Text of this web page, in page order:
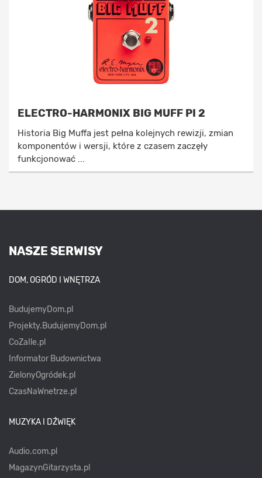
ELECTRO-HARMONIX BIG MUFF PI 2
Historia Big Muffa jest pełna kolejnych rewizji, zmian
komponentów i wersji, które z czasem zaczęły
funkcjonować ...
NASZE SERWISY
DOM, OGRÓD I WNĘTRZA
BudujemyDom.pl
Projekty.BudujemyDom.pl
CoZaIle.pl
Informator Budownictwa
ZielonyOgródek.pl
CzasNaWnetrze.pl
MUZYKA I DŹWIĘK
Audio.com.pl
MagazynGitarzysta.pl